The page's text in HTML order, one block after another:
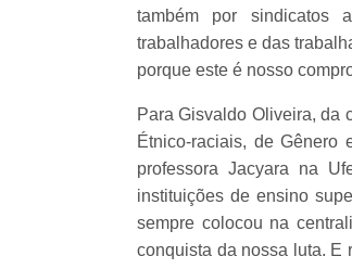
também por sindicatos
trabalhadores e das
porque este é nosso
Para Gisvaldo Oliveira, da
Étnico-raciais, de Gênero
professora Jacyara na
instituições de ensino
sempre colocou na
conquista da nossa luta. E